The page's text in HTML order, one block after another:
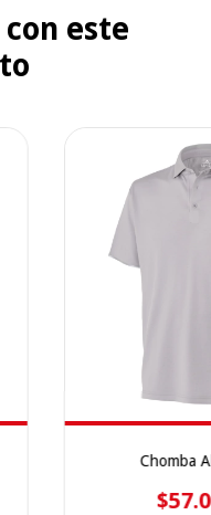
este
Chomba